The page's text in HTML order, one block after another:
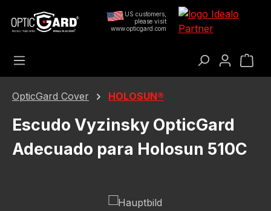
Saltar al contenido principalUS customers,
please visit
www.opticgard.com
El
OpticGard Cover HOLOSUN®
Escudo Vyzinsky OpticGard
Adecuado para Holosun 510C
Omitir galería de imágenes